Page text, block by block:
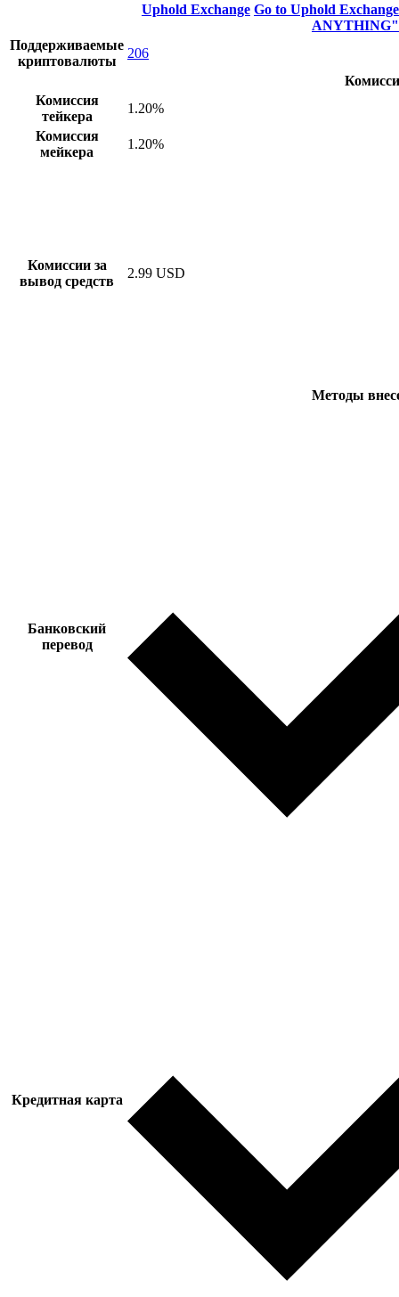
Uphold Exchange Go to Uphold
ANYTHING"
Поддерживаемые
криптовалюты
206
Комиссия
тейкера
1.20%
Комиссия
мейкера
1.20%
Комиссии за
вывод средств
2.99 USD
Методы
Банковский
перевод
Кредитная карта